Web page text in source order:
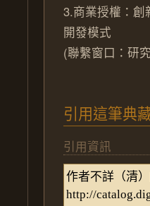
3.商業授權：
開發模式
(聯繫窗口：研
引用這筆典
引用資訊